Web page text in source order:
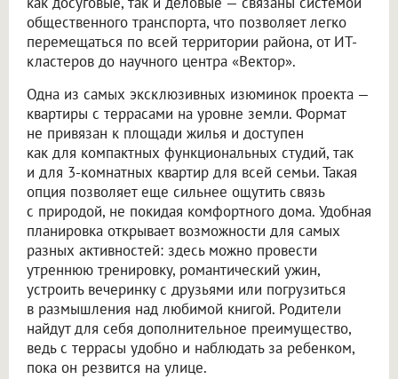
общественного транспорта, что позволяет легко
перемещаться по всей территории района, от ИТ-
кластеров до научного центра «Вектор».
Одна из самых эксклюзивных изюминок проекта —
квартиры с террасами на уровне земли. Формат
не привязан к площади жилья и доступен
как для компактных функциональных студий, так
и для 3-комнатных квартир для всей семьи. Такая
опция позволяет еще сильнее ощутить связь
с природой, не покидая комфортного дома. Удобная
планировка открывает возможности для самых
разных активностей: здесь можно провести
утреннюю тренировку, романтический ужин,
устроить вечеринку с друзьями или погрузиться
в размышления над любимой книгой. Родители
найдут для себя дополнительное преимущество,
ведь с террасы удобно и наблюдать за ребенком,
пока он резвится на улице.